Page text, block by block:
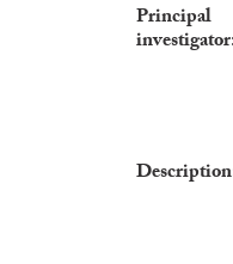
Principal
investigator
Description